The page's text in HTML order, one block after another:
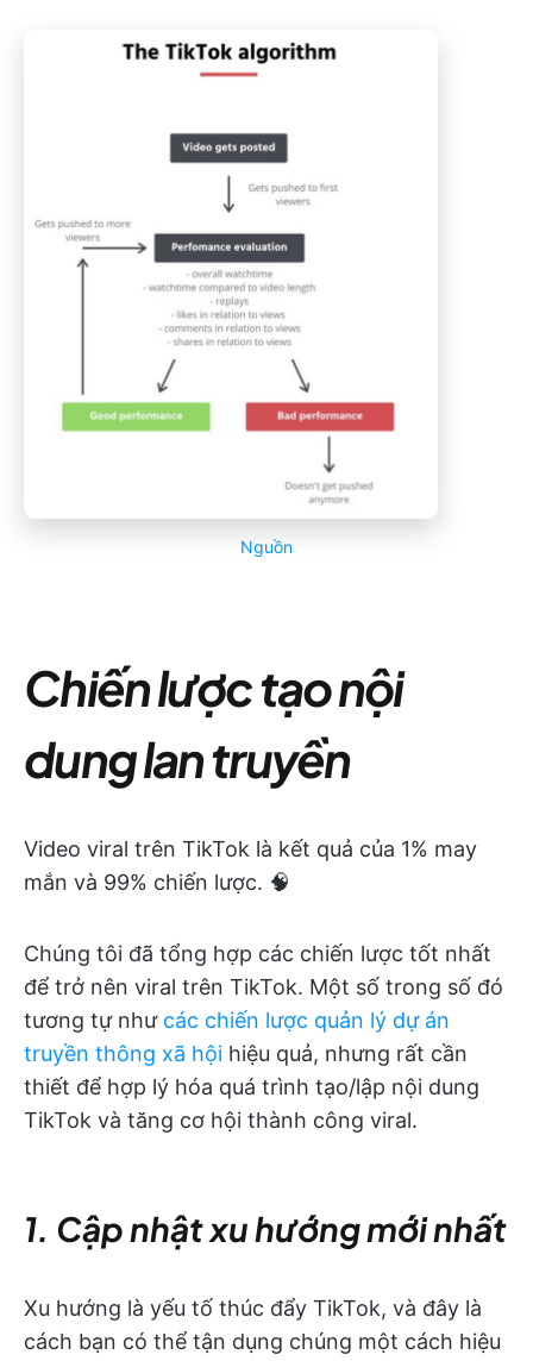
Nguồn
Chiến lược tạo nội
dung lan truyền
Video viral trên TikTok là kết quả của 1% may
mắn và 99% chiến lược. 🧠
Chúng tôi đã tổng hợp các chiến lược tốt nhất
để trở nên viral trên TikTok. Một số trong số đó
tương tự như các chiến lược quản lý dự án
truyền thông xã hội hiệu quả, nhưng rất cần
thiết để hợp lý hóa quá trình tạo/lập nội dung
TikTok và tăng cơ hội thành công viral.
1. Cập nhật xu hướng mới nhất
Xu hướng là yếu tố thúc đẩy TikTok, và đây là
cách bạn có thể tận dụng chúng một cách hiệu